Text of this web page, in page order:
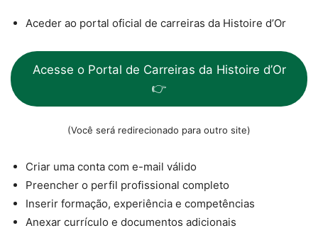
Aceder ao portal oficial de carreiras da Histoire d’Or
Acesse o Portal de Carreiras da Histoire d’Or
👉
(Você será redirecionado para outro site)
Criar uma conta com e-mail válido
Preencher o perfil profissional completo
Inserir formação, experiência e competências
Anexar currículo e documentos adicionais